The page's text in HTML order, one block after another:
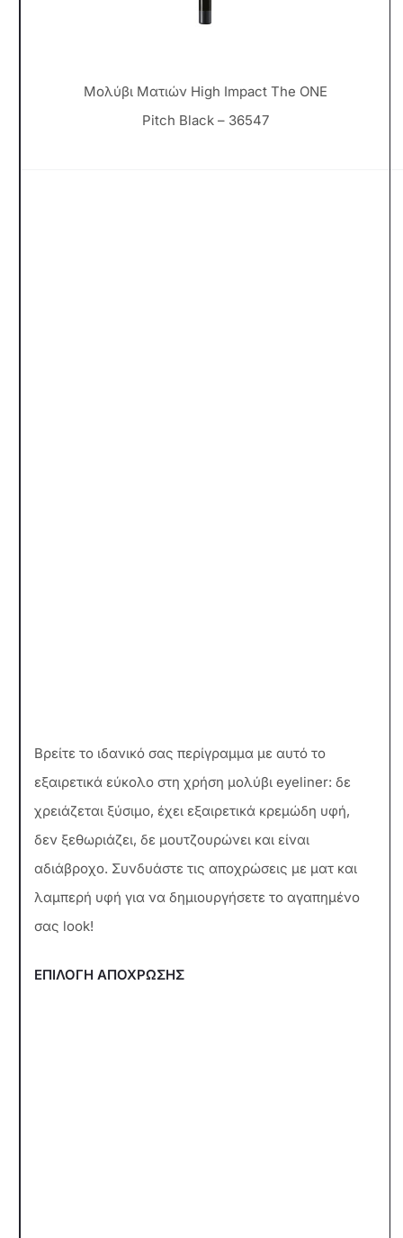
Μολύβι Ματιών High Impact The ONE
Pitch Black – 36547
Βρείτε το ιδανικό σας περίγραμμα με αυτό το
εξαιρετικά εύκολο στη χρήση μολύβι eyeliner: δε
χρειάζεται ξύσιμο, έχει εξαιρετικά κρεμώδη υφή,
δεν ξεθωριάζει, δε μουτζουρώνει και είναι
αδιάβροχο. Συνδυάστε τις αποχρώσεις με ματ και
λαμπερή υφή για να δημιουργήσετε το αγαπημένο
σας look!
ΕΠΙΛΟΓΗ ΑΠΟΧΡΩΣΗΣ